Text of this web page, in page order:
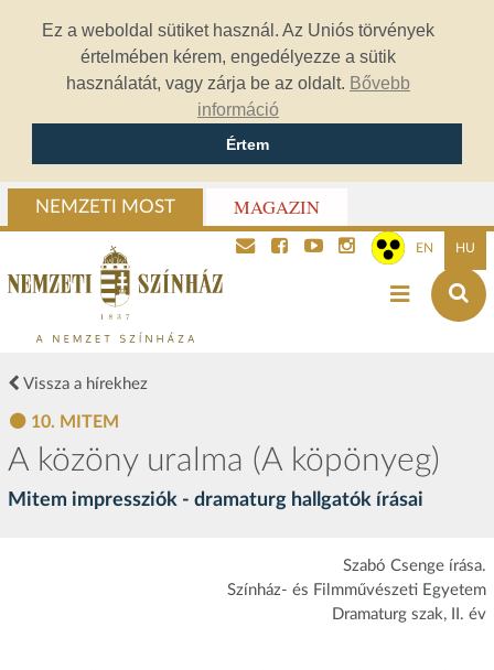
Ez a weboldal sütiket használ. Az Uniós törvények
értelmében kérem, engedélyezze a sütik
használatát, vagy zárja be az oldalt. Bővebb
információ
Értem
NEMZETI MOST MAGAZIN
EN HU
Vissza a hírekhez
10. MITEM
A közöny uralma (A köpönyeg)
Mitem impressziók - dramaturg hallgatók írásai
Szabó Csenge írása.
​Színház- és Filmművészeti Egyetem
Dramaturg szak, II. év